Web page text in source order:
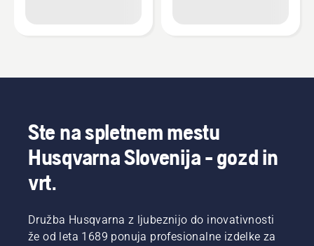
Ste na spletnem mestu
Husqvarna Slovenija - gozd in
vrt.
Družba Husqvarna z ljubeznijo do inovativnosti
že od leta 1689 ponuja profesionalne izdelke za